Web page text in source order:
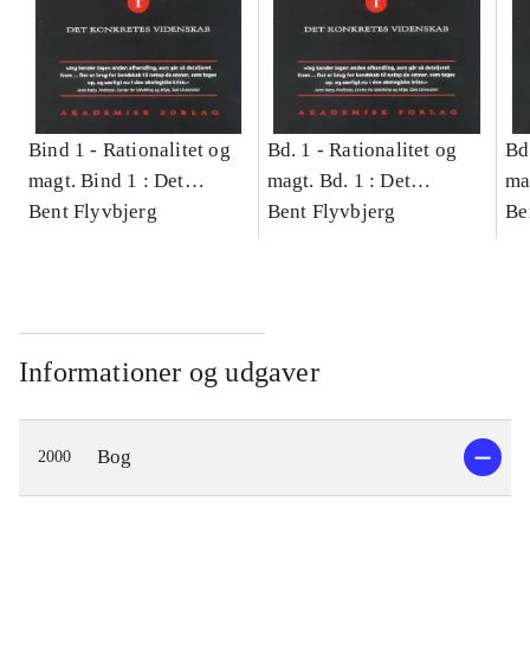
Bind 1 - Rationalitet og
magt. Bind 1 : Det
konkretes videnskab
Bent Flyvbjerg
Bd. 1 -Rationalitet og
magt. Bd. 1 : Det
konkretes videnskab
Bent Flyvbjerg
Informationer og udgaver
2000 Bog